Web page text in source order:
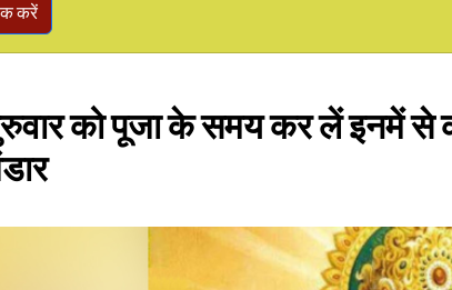
करें
को पूजा के समय कर लें इनमें से